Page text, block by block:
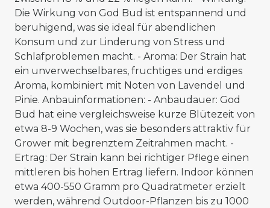
Die Wirkung von God Bud ist entspannend und
beruhigend, was sie ideal für abendlichen
Konsum und zur Linderung von Stress und
Schlafproblemen macht. - Aroma: Der Strain hat
ein unverwechselbares, fruchtiges und erdiges
Aroma, kombiniert mit Noten von Lavendel und
Pinie. Anbauinformationen: - Anbaudauer: God
Bud hat eine vergleichsweise kurze Blütezeit von
etwa 8-9 Wochen, was sie besonders attraktiv für
Grower mit begrenztem Zeitrahmen macht. -
Ertrag: Der Strain kann bei richtiger Pflege einen
mittleren bis hohen Ertrag liefern. Indoor können
etwa 400-550 Gramm pro Quadratmeter erzielt
werden, während Outdoor-Pflanzen bis zu 1000